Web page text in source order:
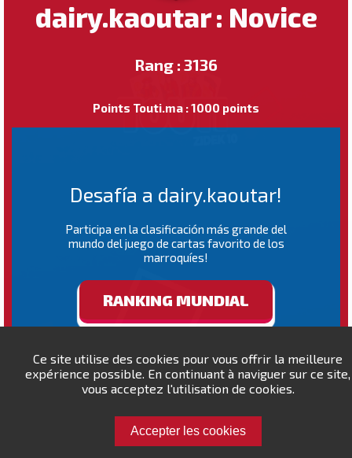
Ce site utilise des cookies pour vous offrir la meilleure
expérience possible. En continuant à naviguer sur ce site,
vous acceptez l'utilisation de cookies.
Accepter les cookies
dairy.kaoutar : Novice
Rang : 3136
Points Touti.ma : 1000 points
Desafía a dairy.kaoutar!
Participa en la clasificación más grande del
mundo del juego de cartas favorito de los
marroquíes!
RANKING MUNDIAL